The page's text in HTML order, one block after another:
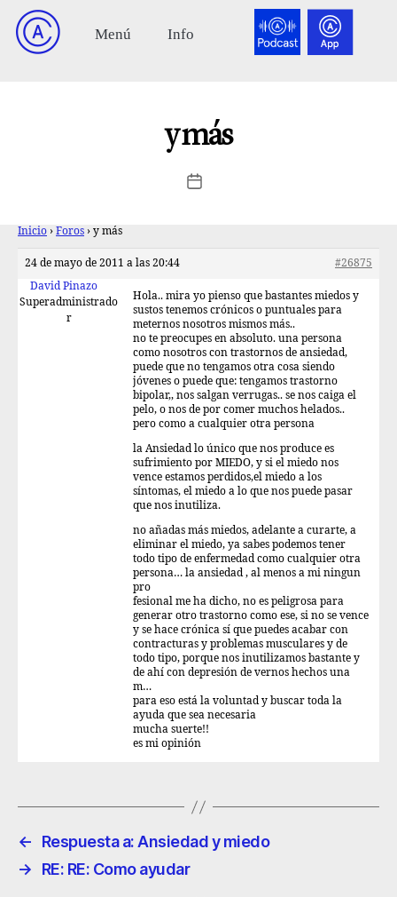
y más
Inicio › Foros › y más
24 de mayo de 2011 a las 20:44
#26875
David Pinazo
Superadministrado
r
Hola.. mira yo pienso que bastantes miedos y
sustos tenemos crónicos o puntuales para
meternos nosotros mismos más..
no te preocupes en absoluto. una persona
como nosotros con trastornos de ansiedad,
puede que no tengamos otra cosa siendo
jóvenes o puede que: tengamos trastorno
bipolar,, nos salgan verrugas.. se nos caiga el
pelo, o nos de por comer muchos helados..
pero como a cualquier otra persona
la Ansiedad lo único que nos produce es
sufrimiento por MIEDO, y si el miedo nos
vence estamos perdidos,el miedo a los
síntomas, el miedo a lo que nos puede pasar
que nos inutiliza.
no añadas más miedos, adelante a curarte, a
eliminar el miedo, ya sabes podemos tener
todo tipo de enfermedad como cualquier otra
persona… la ansiedad , al menos a mi ningun
pro
fesional me ha dicho, no es peligrosa para
generar otro trastorno como ese, si no se vence
y se hace crónica sí que puedes acabar con
contracturas y problemas musculares y de
todo tipo, porque nos inutilizamos bastante y
de ahí con depresión de vernos hechos una
m…
para eso está la voluntad y buscar toda la
ayuda que sea necesaria
mucha suerte!!
es mi opinión
←
Respuesta a: Ansiedad y miedo
→
RE: RE: Como ayudar